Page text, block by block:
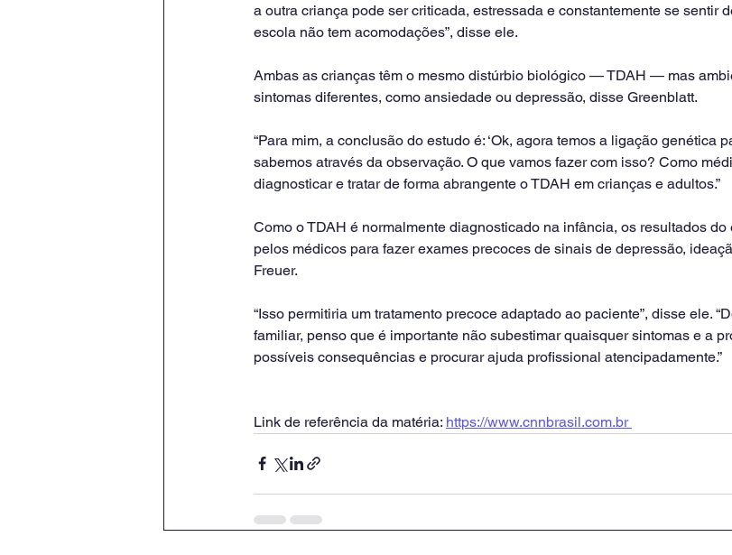
a outra criança pode ser criticada, estressada e constantemente se sentir
escola não tem acomodações”, disse ele.
Ambas as crianças têm o mesmo distúrbio biológico — TDAH — mas
sintomas diferentes, como ansiedade ou depressão, disse Greenblatt.
“Para mim, a conclusão do estudo é: ‘Ok, agora temos a ligação genética
sabemos através da observação. O que vamos fazer com isso? Como
diagnosticar e tratar de forma abrangente o TDAH em crianças e adultos.”
Como o TDAH é normalmente diagnosticado na infância, os resultados do
pelos médicos para fazer exames precoces de sinais de depressão,
Freuer.
“Isso permitiria um tratamento precoce adaptado ao paciente”, disse ele.
familiar, penso que é importante não subestimar quaisquer sintomas e a
possíveis consequências e procurar ajuda profissional atencipadamente.”
Link de referência da matéria: https://www.cnnbrasil.com.br